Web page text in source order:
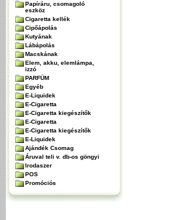
Papíráru, csomagoló
eszköz
Cigaretta kellék
Cipőápolás
Kutyának
Lábápolás
Macskának
Elem, akku, elemlámpa,
izzó
PARFÜM
Egyéb
E-Liquidek
E-Cigaretta
E-Cigaretta kiegészítők
E-Cigaretta
E-Cigaretta kiegészítők
E-Liquidek
Ajándék Csomag
Áruval teli v. db-os göngyi
Irodaszer
POS
Promóciós